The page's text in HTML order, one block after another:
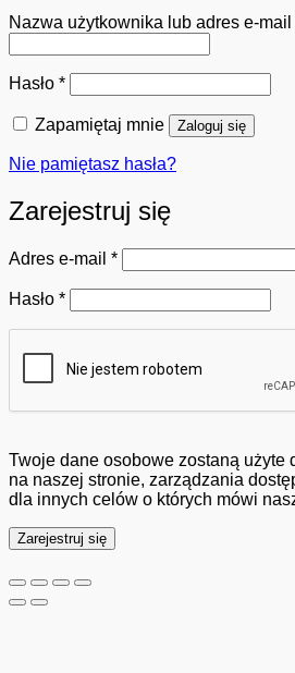
Nazwa użytkownika lub adres e-mail
Hasło *Wymagane
Zapamiętaj mnie Zaloguj się
Nie pamiętasz hasła?
Zarejestruj się
Adres e-mail *Wymagane
Hasło *Wymagane
Twoje dane osobowe zostaną użyte
na naszej stronie, zarządzania
dla innych celów o których mówi
Zarejestruj się